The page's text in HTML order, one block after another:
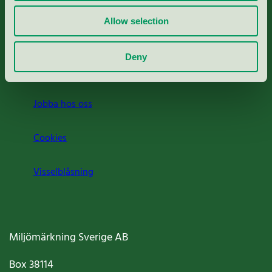
Allow selection
Deny
Press
Om oss
Jobba hos oss
Cookies
Visselblåsning
Miljömärkning Sverige AB
Box38114